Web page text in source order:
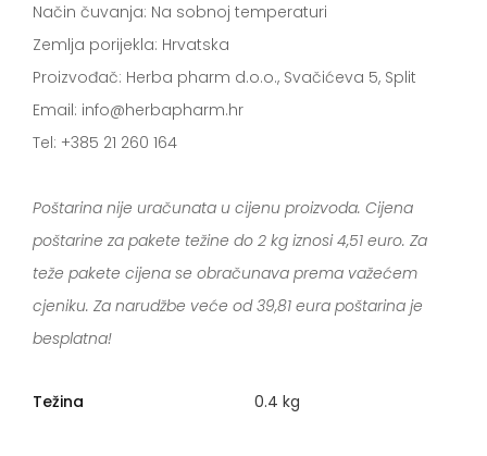
Način čuvanja: Na sobnoj temperaturi
Zemlja porijekla: Hrvatska
Proizvođač: Herba pharm d.o.o., Svačićeva 5, Split
Email: info@herbapharm.hr
Tel: +385 21 260 164
Poštarina nije uračunata u cijenu proizvoda. Cijena
poštarine za pakete težine do 2 kg iznosi 4,51 euro. Za
teže pakete cijena se obračunava prema važećem
cjeniku. Za narudžbe veće od 39,81 eura poštarina je
besplatna!
Težina 0.4 kg